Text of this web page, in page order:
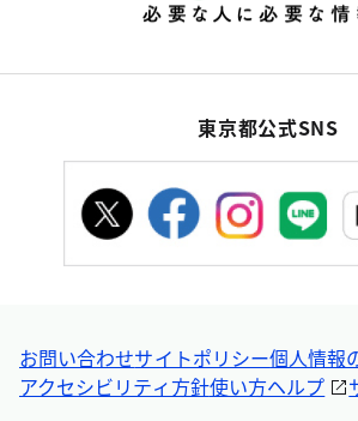
東京都公式SNS
お問い合わせサイトポリシー個人情報
アクセシビリティ方針使い方ヘルプ